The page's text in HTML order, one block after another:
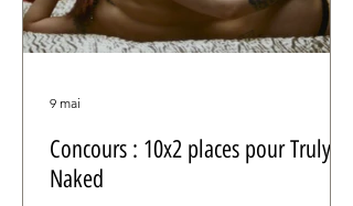
Concours : 10x2 places pour Truly
Naked
9 mai